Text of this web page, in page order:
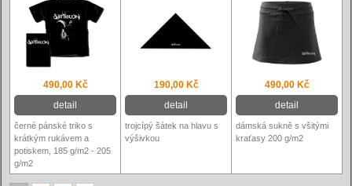
490,00 Kč
detail
190,00 Kč
detail
490,00 Kč
detail
černé pánské triko s
krátkým rukávem a
potiskem, 185 g/m2 - 205
g/m2
trojcípý šátek na hlavu s
výšivkou
dámská sukně s všitými
kraťasy 200 g/m2